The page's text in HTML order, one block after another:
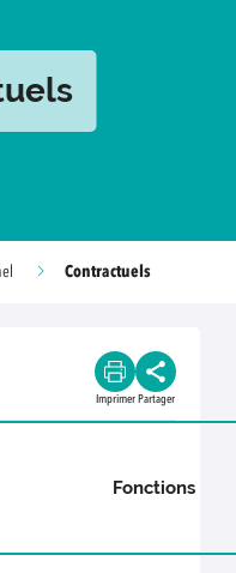
Contractuels
Imprimer Partager
Fonctions